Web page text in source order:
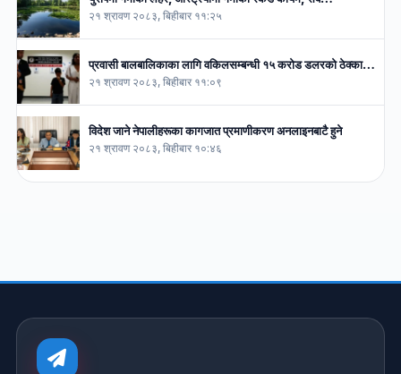
२१ श्रावण २०८३, बिहीबार ११:२५
प्रवासी बालबालिकाका लागि वकिलसम्बन्धी १५ करोड डलरको ठेक्का…
२१ श्रावण २०८३, बिहीबार ११:०९
विदेश जाने नेपालीहरूका कागजात प्रमाणीकरण अनलाइनबाटै हुने
२१ श्रावण २०८३, बिहीबार १०:४६